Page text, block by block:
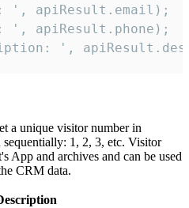
', apiResult.email);
', apiResult.phone);
',
a unique visitor number in
1, 2, 3, etc. Visitor
App and archives and can be used
CRM data.